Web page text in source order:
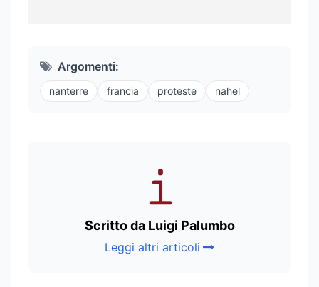
Argomenti:
nanterre francia proteste nahel
Scritto da Luigi Palumbo
Leggi altri articoli